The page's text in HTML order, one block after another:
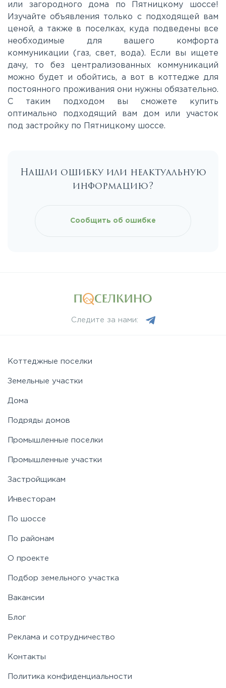
Пятницкое
Рогачёвское
Рублево-Успенское
Симферопольское
или загородного дома по Пятницкому шоссе!
Изучайте объявления только с подходящей вам
ценой, а также в поселках, куда подведены все
необходимые для вашего комфорта
коммуникации (газ, свет, вода). Если вы ищете
дачу, то без централизованных коммуникаций
можно будет и обойтись, а вот в коттедже для
постоянного проживания они нужны обязательно.
С таким подходом вы сможете купить
оптимально подходящий вам дом или участок
под застройку по Пятницкому шоссе.
Нашли ошибку или неактуальную
информацию?
Сообщить об ошибке
Следите за нами:
Коттеджные поселки
Земельные участки
Дома
Подряды домов
Промышленные поселки
Промышленные участки
Застройщикам
Инвесторам
По шоссе
По районам
О проекте
Подбор земельного участка
Вакансии
Блог
Реклама и сотрудничество
Контакты
Политика конфиденциальности